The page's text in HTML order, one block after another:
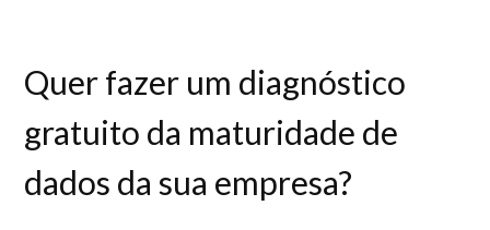
Quer fazer um diagnóstico
gratuito da maturidade de
dados da sua empresa?